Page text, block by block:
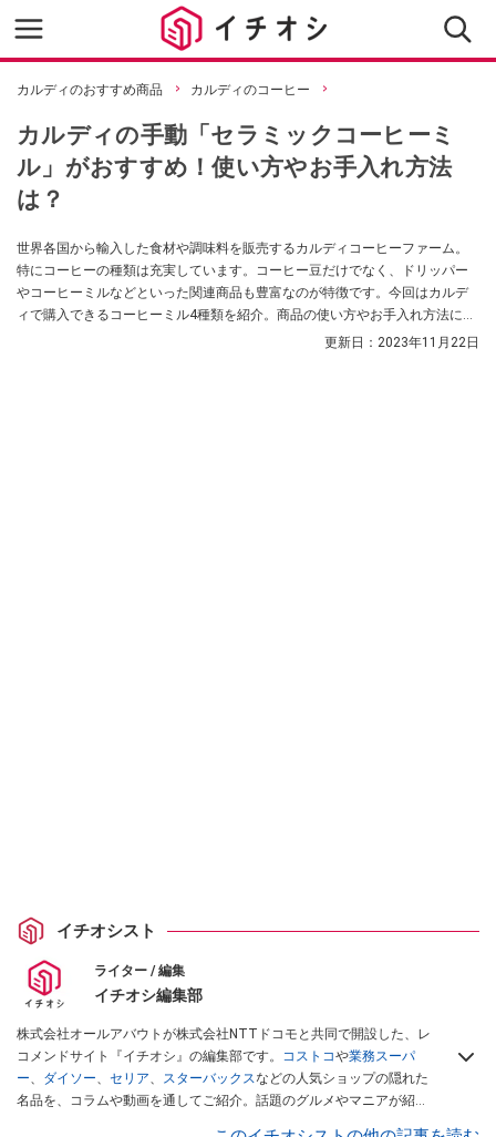
カルディのおすすめ商品 カルディのコーヒー
カルディの手動「セラミックコーヒーミ
ル」がおすすめ！使い方やお手入れ方法
は？
世界各国から輸入した食材や調味料を販売するカルディコーヒーファーム。
特にコーヒーの種類は充実しています。コーヒー豆だけでなく、ドリッパー
やコーヒーミルなどといった関連商品も豊富なのが特徴です。今回はカルデ
ィで購入できるコーヒーミル4種類を紹介。商品の使い方やお手入れ方法につ
更新日： 2023年11月22日
イチオシスト
ライター / 編集
イチオシ編集部
株式会社オールアバウトが株式会社NTTドコモと共同で開設した、レ
コメンドサイト『イチオシ』の編集部です。 コストコや業務スーパ
ー、 ダイソー、 セリア、 スターバックスなどの人気ショップの隠れた
名品を、コラムや動画を通してご紹介。話題のグルメやマニアが紹介